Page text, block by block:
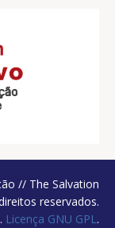
// The Salvation
reservados.
Licença GNU GPL.